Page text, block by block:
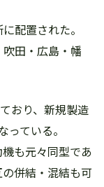
配置された。
田・広島・幡
おり、新規製造
ている。
も元々同型であ
併結・混結も可